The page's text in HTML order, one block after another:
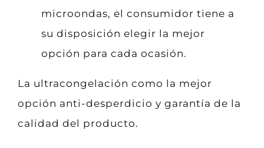
microondas, el consumidor tiene a
su disposición elegir la mejor
opción para cada ocasión.
La ultracongelación como la mejor
opción anti-desperdicio y garantía de la
calidad del producto.